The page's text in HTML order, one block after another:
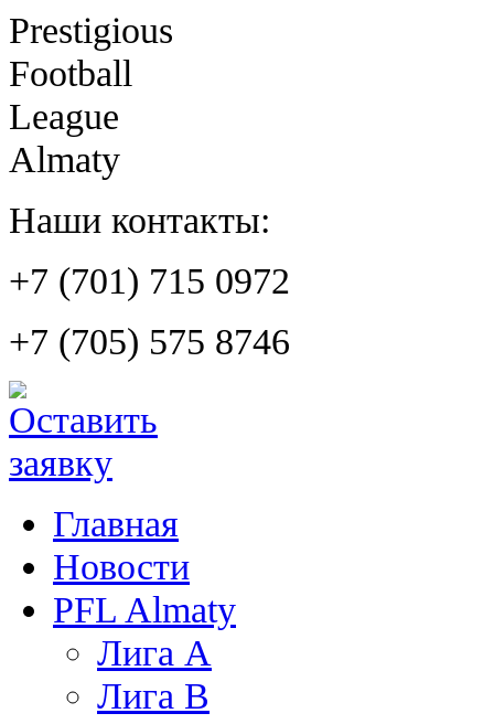
Prestigious
Football
League
Almaty
Наши контакты:
+7 (701) 715 0972
+7 (705) 575 8746
Главная
Новости
PFL Almaty
Лига A
Лига В